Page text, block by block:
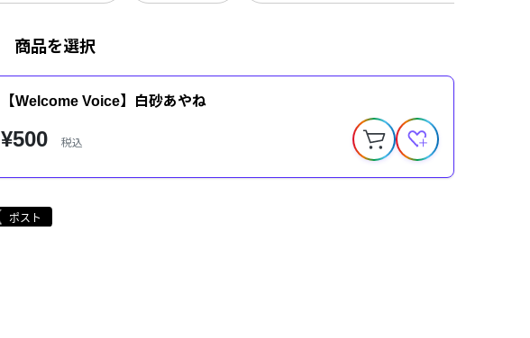
商品を選択
【Welcome Voice】白砂あやね
¥500 税込